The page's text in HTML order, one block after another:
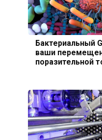
Бактериальный
ваши
поразительной